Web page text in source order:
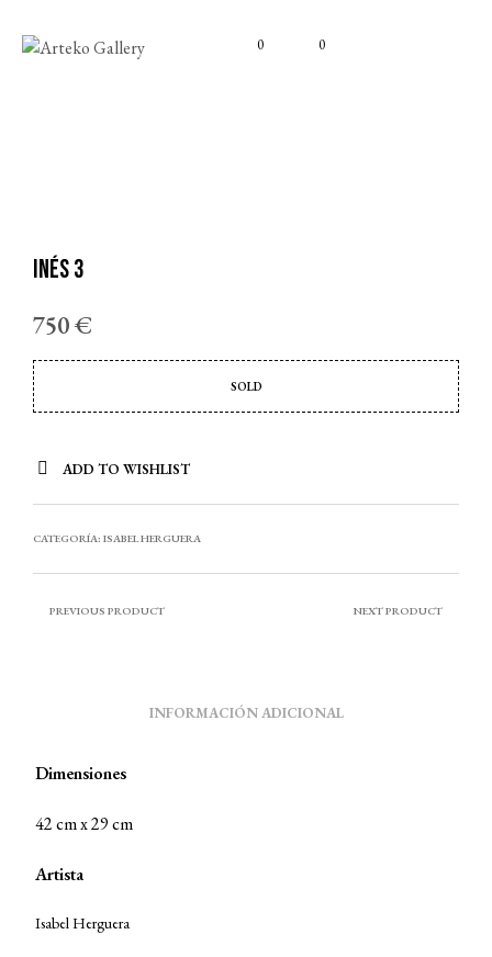
0 0
Inés 3
750€
SOLD
ADD TO WISHLIST
CATEGORÍA: ISABEL HERGUERA
PREVIOUS PRODUCT NEXT PRODUCT
INFORMACIÓN ADICIONAL
Dimensiones
42 cm x 29 cm
Artista
Isabel Herguera